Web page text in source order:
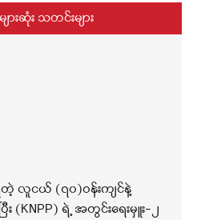
းဆုံး သတင်းများ
တဲ့ လူငယ် (၇၀)ဝန်းကျင်နဲ့
(KNPP) ရဲ့ အတွင်းရေးမှူး-၂